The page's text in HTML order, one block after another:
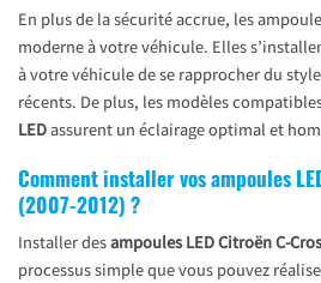
En plus de la sécurité accrue, les
moderne à votre véhicule. Elles
à votre véhicule de se rapprocher du
récents. De plus, les modèles
LEDassurent un éclairage optimal et
Comment installer vos ampoules
(2007-2012) ?
Installer desampoules LED Citroën C-
processus simple que vous pouvez